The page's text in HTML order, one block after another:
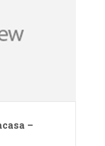
–